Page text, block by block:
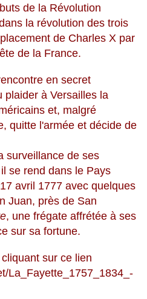
de la Révolution
la révolution des trois
de Charles X par
de la France.
en secret
plaider à Versailles la
et, malgré
quitte l'armée et décide de
surveillance de ses
se rend dans le Pays
avril 1777 avec quelques
Juan, près de San
, une frégate affrétée à ses
sur sa fortune.
sur ce lien
La_Fayette_1757_1834_-